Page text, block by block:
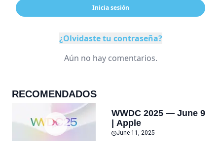
Inicia sesión
¿Olvidaste tu contraseña?
Aún no hay comentarios.
RECOMENDADOS
WWDC 2025 — June 9
| Apple
June 11, 2025